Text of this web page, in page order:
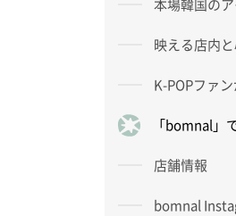
本場韓国の
映える店内
K-POPファ
「bomnal」
店舗情報
bomnal